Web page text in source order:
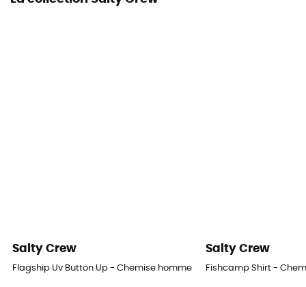
Salty Crew
Flagship Uv Button Up - Chemise homme
Salty Crew
Fishcamp Shirt -